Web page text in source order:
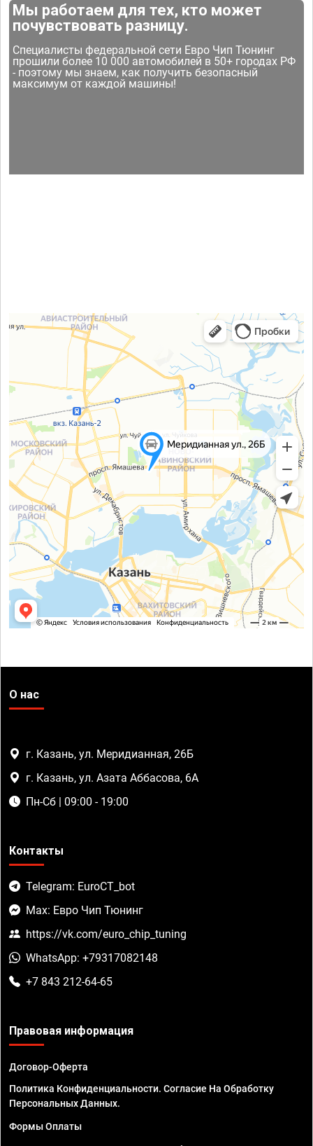
Мы работаем для тех, кто может
почувствовать разницу.
Специалисты федеральной сети Евро Чип Тюнинг
прошили более 10 000 автомобилей в 50+ городах РФ
- поэтому мы знаем, как получить безопасный
максимум от каждой машины!
О нас
г. Казань, ул. Меридианная, 26Б
г. Казань, ул. Азата Аббасова, 6А
Пн-Сб | 09:00 - 19:00
Контакты
Telegram: EuroCT_bot
Max: Евро Чип Тюнинг
https://vk.com/euro_chip_tuning
WhatsApp: +79317082148
+7 843 212-64-65
Правовая информация
Договор-Оферта
Политика Конфиденциальности. Согласие На Обработку
Персональных Данных.
Формы Оплаты